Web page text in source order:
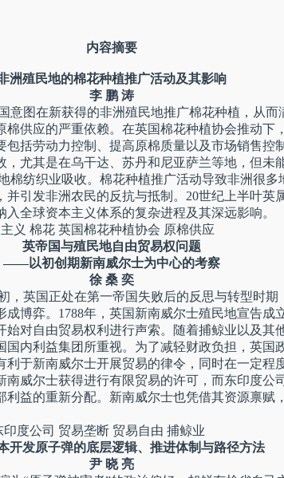
内容摘要
洲殖民地的棉花种植推广活动及其影响
李 鹏 涛
意图在新获得的非洲殖民地推广棉花种植，从而
棉供应的严重依赖。在英国棉花种植协会推动下
包括劳动力控制、提高原棉质量以及市场销售控
，尤其是在乌干达、苏丹和尼亚萨兰等地，但未
棉纺织业吸收。棉花种植推广活动导致非洲很多
并引发非洲农民的反抗与抵制。20世纪上半叶英
全球资本主义体系的复杂进程及其深远影响。
义 棉花 英国棉花种植协会 原棉供应
英帝国与殖民地自由贸易权问题
初创期新南威尔士为中心的考察
徐 桑 奕
，英国正处在第一帝国失败后的反思与转型时期
博弈。1788年，英国新南威尔士殖民地宣告成
始对自由贸易权利进行声索。随着捕鲸业以及其
国内利益集团所重视。为了减轻财政负担，英国
利于新南威尔士开展贸易的律令，同时在一定程
南威尔士获得进行有限贸易的许可，而东印度公
益的重新分配。新南威尔士也凭借其资源禀赋
度公司 贸易垄断 贸易自由 捕鲸业
开发原子弹的底层逻辑、推进体制与路径方法
尹 晓 亮